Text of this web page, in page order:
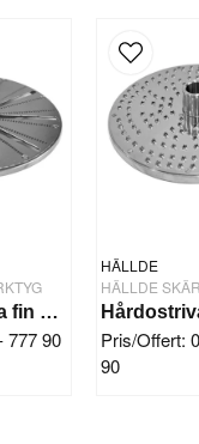
Finrivare Extra fin Hällde RG-300i/350/400
777 90
HÄLLDE
HÄLLDE
Pris/Offert:
90